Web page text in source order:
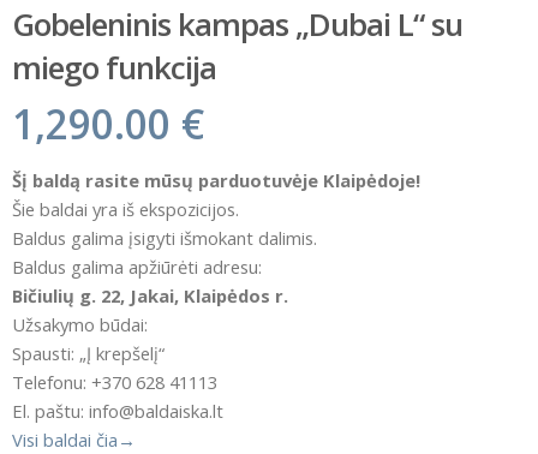
Gobeleninis kampas „Dubai L“ su
miego funkcija
1,290.00 €
Šį baldą rasite mūsų parduotuvėje Klaipėdoje!
Šie baldai yra iš ekspozicijos.
Baldus galima įsigyti išmokant dalimis.
Baldus galima apžiūrėti adresu:
Bičiulių g. 22, Jakai, Klaipėdos r.
Užsakymo būdai:
Spausti: „Į krepšelį“
Telefonu: +370 628 41113
El. paštu: info@baldaiska.lt
Visi baldai čia→